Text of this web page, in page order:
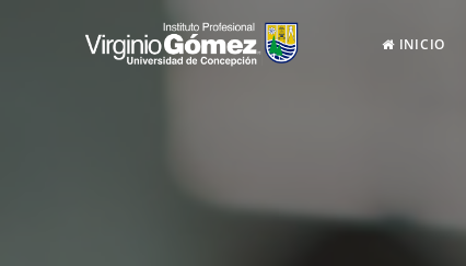
INICIO